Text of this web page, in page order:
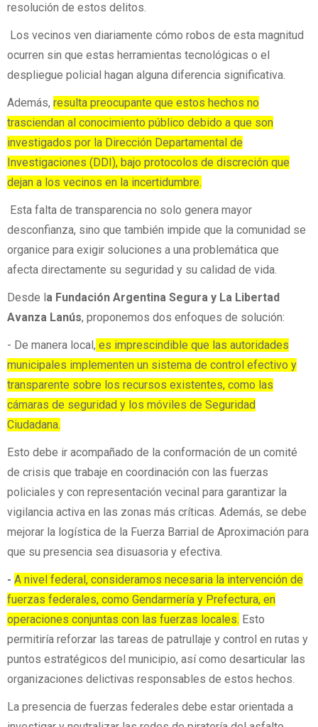
resolución de estos delitos.
Los vecinos ven diariamente cómo robos de esta magnitud
ocurren sin que estas herramientas tecnológicas o el
despliegue policial hagan alguna diferencia significativa.
Además, resulta preocupante que estos hechos no
trasciendan al conocimiento público debido a que son
investigados por la Dirección Departamental de
Investigaciones (DDI), bajo protocolos de discreción que
dejan a los vecinos en la incertidumbre.
Esta falta de transparencia no solo genera mayor
desconfianza, sino que también impide que la comunidad se
organice para exigir soluciones a una problemática que
afecta directamente su seguridad y su calidad de vida.
Desde l a Fundación Argentina Segura y La Libertad
Avanza Lanús, proponemos dos enfoques de solución:
- De manera local, es imprescindible que las autoridades
municipales implementen un sistema de control efectivo y
transparente sobre los recursos existentes, como las
cámaras de seguridad y los móviles de Seguridad
Ciudadana.
Esto debe ir acompañado de la conformación de un comité
de crisis que trabaje en coordinación con las fuerzas
policiales y con representación vecinal para garantizar la
vigilancia activa en las zonas más críticas. Además, se debe
mejorar la logística de la Fuerza Barrial de Aproximación para
que su presencia sea disuasoria y efectiva.
- A nivel federal, consideramos necesaria la intervención de
fuerzas federales, como Gendarmería y Prefectura, en
operaciones conjuntas con las fuerzas locales. Esto
permitiría reforzar las tareas de patrullaje y control en rutas y
puntos estratégicos del municipio, así como desarticular las
organizaciones delictivas responsables de estos hechos.
La presencia de fuerzas federales debe estar orientada a